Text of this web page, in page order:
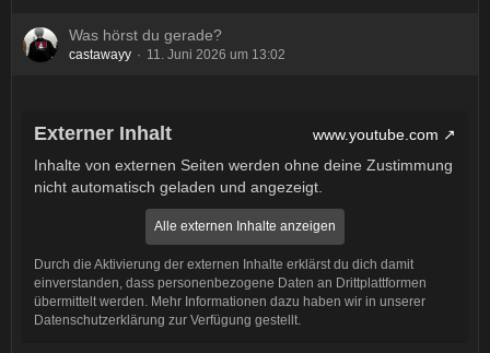
Was hörst du gerade?
castawayy 11. Juni 2026 um 13:02
Externer Inhalt
www.youtube.com
Inhalte von externen Seiten werden ohne deine Zustimmung
nicht automatisch geladen und angezeigt.
Alle externen Inhalte anzeigen
Durch die Aktivierung der externen Inhalte erklärst du dich damit
einverstanden, dass personenbezogene Daten an Drittplattformen
übermittelt werden. Mehr Informationen dazu haben wir in unserer
Datenschutzerklärung zur Verfügung gestellt.